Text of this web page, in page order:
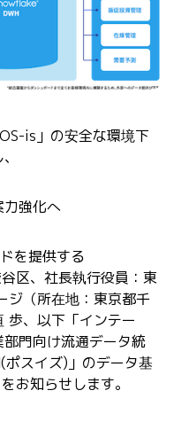
is」の安全な環境下
強化へ
を提供する
区、社長執行役員：東
ジ（所在地：東京都千
歩、以下「インテー
門向け流通データ統
(ポスイズ)」のデータ基
お知らせします。